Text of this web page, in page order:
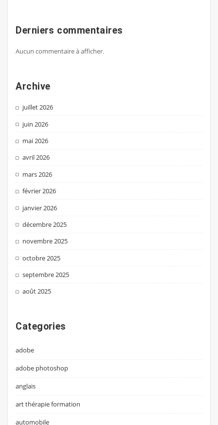
Derniers commentaires
Aucun commentaire à afficher.
Archive
juillet 2026
juin 2026
mai 2026
avril 2026
mars 2026
février 2026
janvier 2026
décembre 2025
novembre 2025
octobre 2025
septembre 2025
août 2025
Categories
adobe
adobe photoshop
anglais
art thérapie formation
automobile